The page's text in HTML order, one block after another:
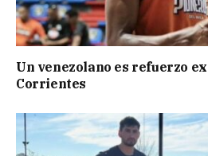
Un venezolano es refuerzo
Corrientes